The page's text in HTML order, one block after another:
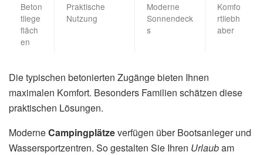
Beton
tliege
fläch
en
Praktische
Nutzung
Moderne
Sonnendeck
s
Komfo
rtliebh
aber
Die typischen betonierten Zugänge bieten Ihnen
maximalen Komfort. Besonders Familien schätzen diese
praktischen Lösungen.
ModerneCampingplätzeverfügen über Bootsanleger und
Wassersportzentren. So gestalten Sie Ihren Urlaubam